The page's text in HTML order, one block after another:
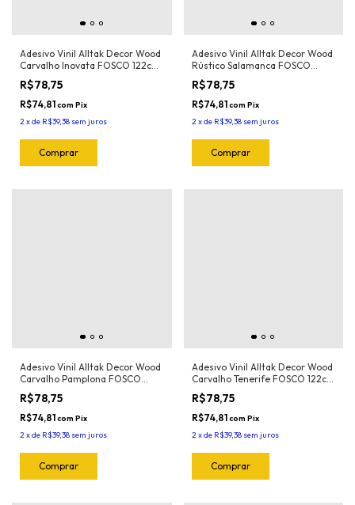
Adesivo Vinil Alltak Decor Wood
Carvalho Inovata FOSCO 122cm
x 1m
R$78,75
R$74,81com Pix
2xde R$39,38 sem juros
Adesivo Vinil Alltak Decor Wood
Rústico Salamanca FOSCO
122cm x 1m
R$78,75
R$74,81com Pix
2xde R$39,38 sem juros
Adesivo Vinil Alltak Decor Wood
Carvalho Pamplona FOSCO
122cm x 1m
R$78,75
R$74,81com Pix
2xde R$39,38 sem juros
Adesivo Vinil Alltak Decor Wood
Carvalho Tenerife FOSCO 122cm
x 1m
R$78,75
R$74,81com Pix
2xde R$39,38 sem juros